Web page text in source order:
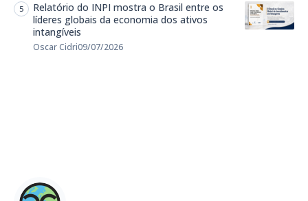
Relatório do INPI mostra o Brasil entre os
líderes globais da economia dos ativos
intangíveis
Oscar Cidri09/07/2026